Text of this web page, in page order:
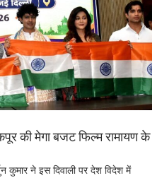
की मेगा बजट फिल्म रामायण के
कुमार ने इस दिवाली पर देश विदेश में